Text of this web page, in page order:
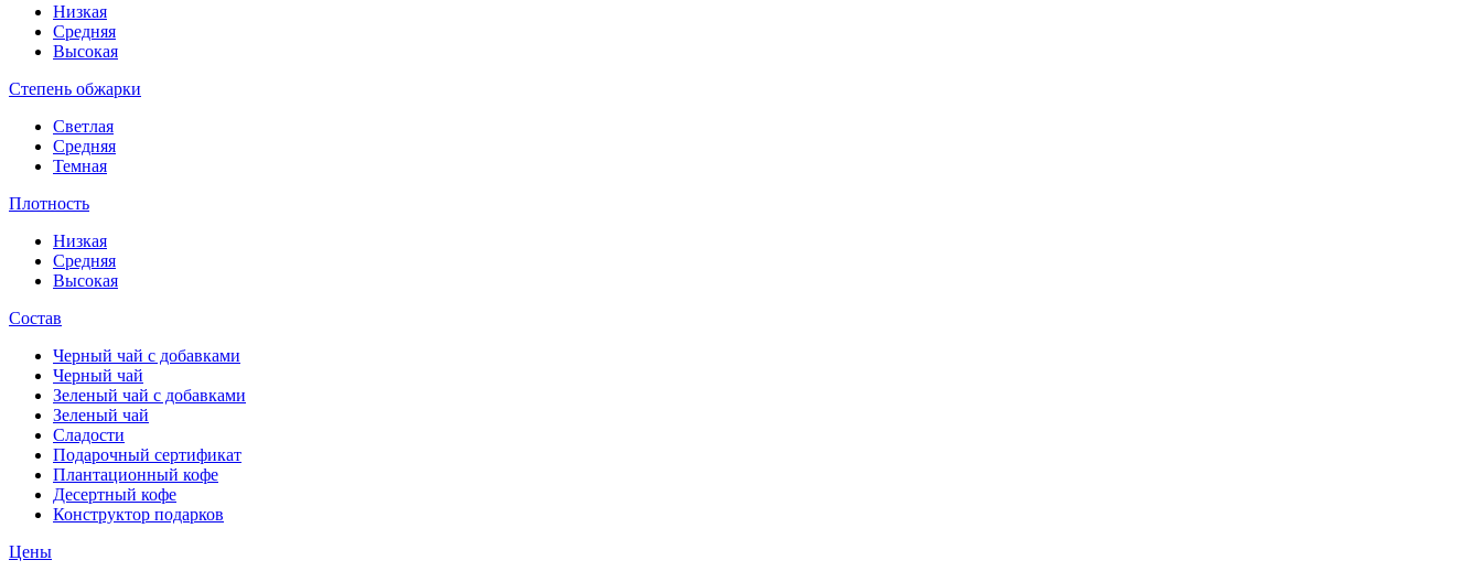
Низкая
Средняя
Высокая
Степень обжарки
Светлая
Средняя
Темная
Плотность
Низкая
Средняя
Высокая
Состав
Черный чай с добавками
Черный чай
Зеленый чай с добавками
Зеленый чай
Сладости
Подарочный сертификат
Плантационный кофе
Десертный кофе
Конструктор подарков
Цены